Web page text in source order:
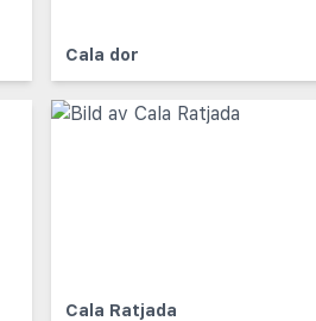
Cala dor
Cala Ratjada